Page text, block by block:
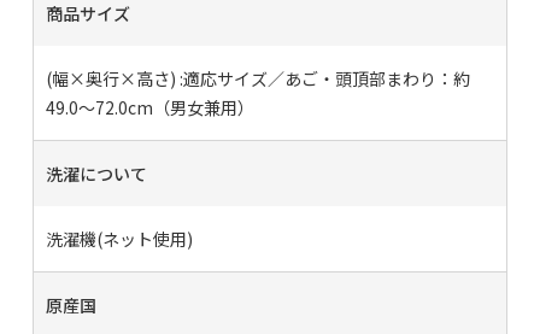
商品サイズ
(幅×奥行×高さ) :適応サイズ／あご・頭頂部まわり：約
49.0〜72.0cm（男女兼用）
洗濯について
洗濯機(ネット使用)
原産国